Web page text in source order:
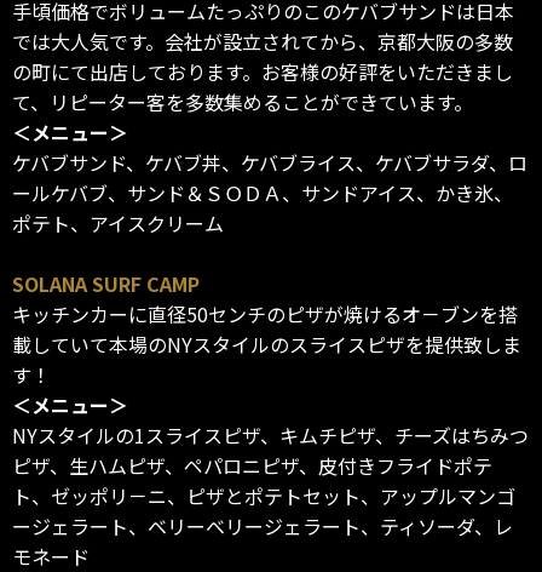
手頃価格でボリュームたっぷりのこのケバブサンドは日本
では大人気です。会社が設立されてから、京都大阪の多数
の町にて出店しております。お客様の好評をいただきまし
て、リピーター客を多数集めることができています。
＜メニュー＞
ケバブサンド、ケバブ丼、ケバブライス、ケバブサラダ、ロ
ールケバブ、サンド＆ＳＯＤＡ、サンドアイス、かき氷、
ポテト、アイスクリーム
SOLANA SURF CAMP
キッチンカーに直径50センチのピザが焼けるオ－ブンを搭
載していて本場のNYスタイルのスライスピザを提供致しま
す！
＜メニュー＞
NYスタイルの1スライスピザ、キムチピザ、チーズはちみつ
ピザ、生ハムピザ、ペパロニピザ、皮付きフライドポテ
ト、ゼッポリ－ニ、ピザとポテトセット、アップルマンゴ
ージェラート、ベリーベリージェラート、ティソーダ、レ
モネード